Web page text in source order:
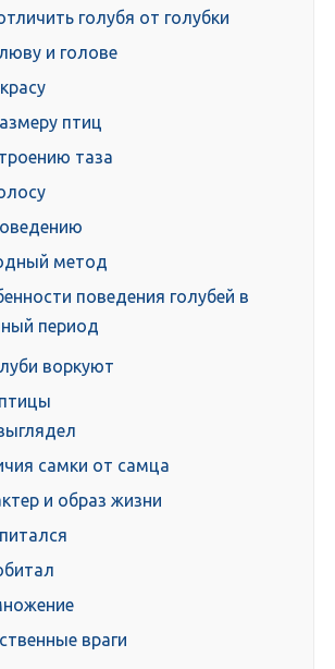
голубя от голубки
и голове
птиц
таза
метод
поведения голубей в
период
воркуют
самки от самца
и образ жизни
враги